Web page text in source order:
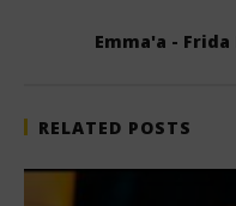
Emma'a -
RELATED POSTS